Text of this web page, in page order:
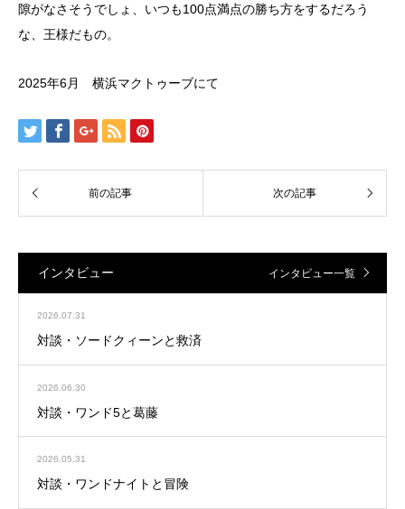
隙がなさそうでしょ、いつも100点満点の勝ち方をするだろう
な、王様だもの。
2025年6月 横浜マクトゥーブにて
インタビュー インタビュー一覧
2026.07.31
対談・ソードクィーンと救済
2026.06.30
対談・ワンド5と葛藤
2026.05.31
対談・ワンドナイトと冒険